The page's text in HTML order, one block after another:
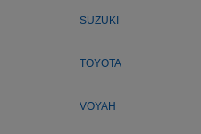
SUZUKI
TOYOTA
VOYAH